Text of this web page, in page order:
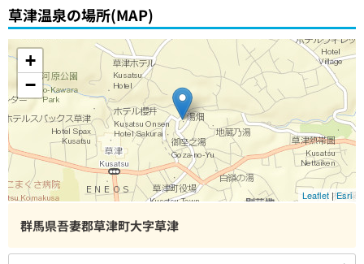
草津温泉の場所(MAP)
+
−
Leaflet|Esri
群馬県吾妻郡草津町大字草津